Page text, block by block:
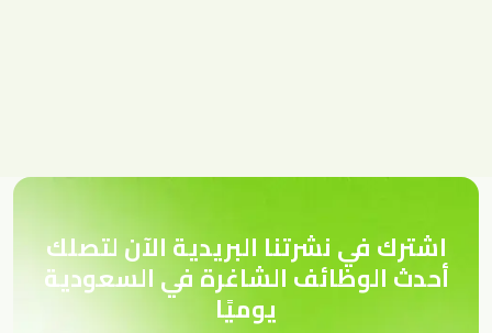
اشترك في نشرتنا البريدية الآن لتصلك
أحدث الوظائف الشاغرة في السعودية
يوميًا